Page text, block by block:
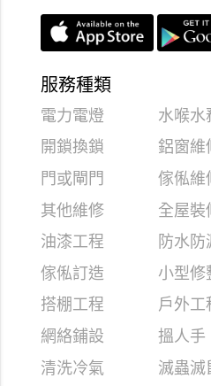
服務種類
電力電燈 水喉水
開鎖換鎖
鋁窗維
門或閘門
傢俬維
其他維修
全屋裝
油漆工程
防水防
傢俬訂造
小型修
搭棚工程
戶外工
網絡鋪設
搵人手
清洗冷氣
滅蟲滅